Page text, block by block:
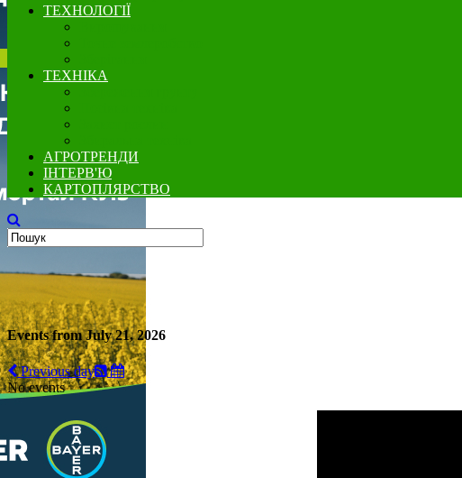
ТЕХНОЛОГІЇ
ТЕХНІКА
АГРОТРЕНДИ
ІНТЕРВ'Ю
КАРТОПЛЯРСТВО
Events from July 21, 2026
Previous day
No events